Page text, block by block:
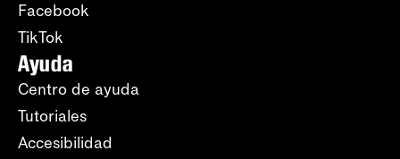
Facebook
TikTok
Ayuda
Centro de ayuda
Tutoriales
Accesibilidad